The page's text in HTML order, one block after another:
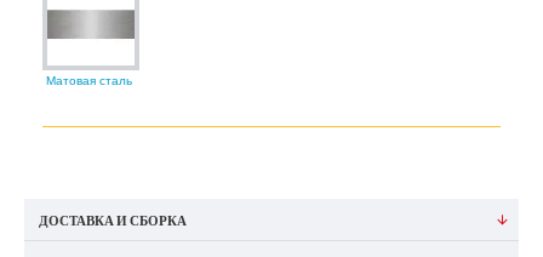
Матовая сталь
ДОСТАВКА И СБОРКА